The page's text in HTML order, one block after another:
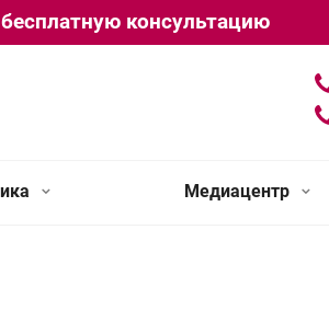
консультацию
Медиацентр